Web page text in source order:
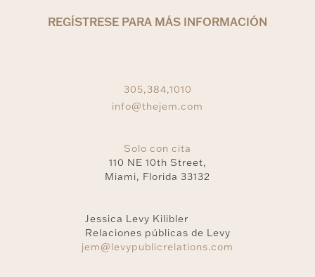
REGÍSTRESE PARA MÁS INFORMACIÓN
305,384,1010
info@thejem.com
Solo con cita
110 NE 10th Street,
Miami, Florida 33132
Jessica Levy Kilibler
Relaciones públicas de Levy
jem@levypublicrelations.com